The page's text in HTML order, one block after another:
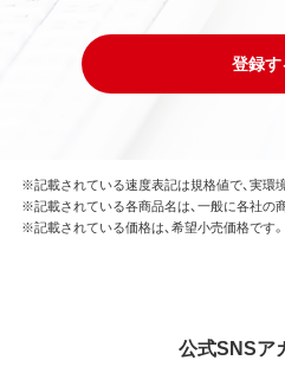
登録す
※記載されている速度表記は規格値で、実環
※記載されている各商品名は、一般に各社の
※記載されている価格は、希望小売価格です。
公式SNSア